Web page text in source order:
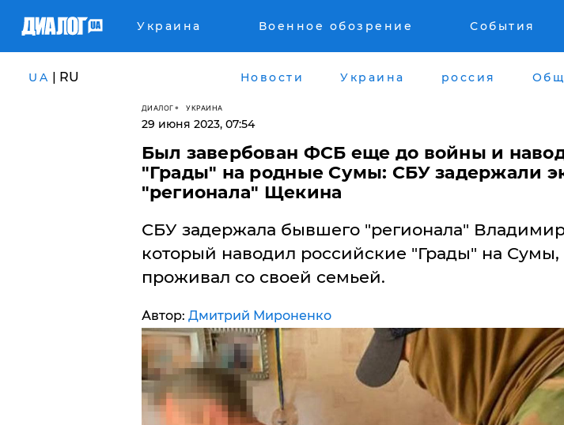
Украина Военное обозрение События
UA | RU Новости Украина россия
ДИАЛОГ УКРАИНА
29 июня 2023, 07:54
​Был завербован ФСБ еще до войны и
"Грады" на родные Сумы: СБУ задержали
"регионала" Щекина
СБУ задержала бывшего "регионала"
который наводил российские "Грады" на Сумы,
проживал со своей семьей.
Автор: Дмитрий Мироненко